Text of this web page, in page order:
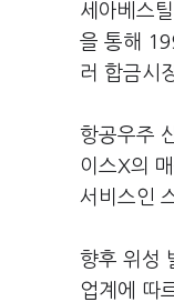
세아베스
을 통해
러 합금시
항공우주
이스X의
서비스인
향후 위성
업계에 따